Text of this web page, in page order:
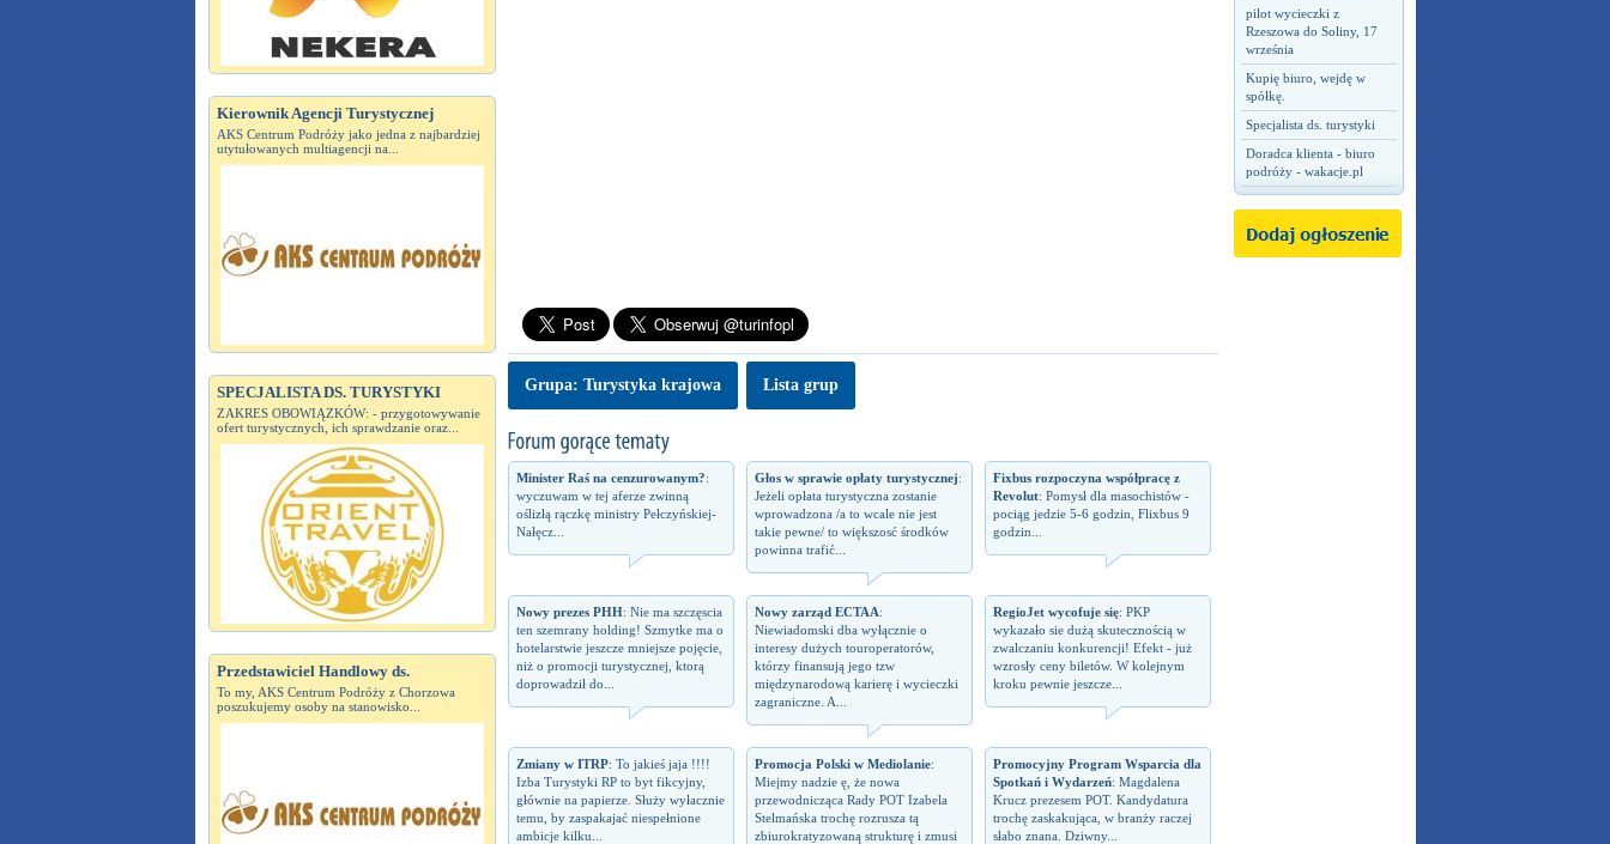
Kierownik Agencji Turystycznej
AKS Centrum Podróży jako jedna z najbardziej
utytułowanych multiagencji na...
SPECJALISTA DS. TURYSTYKI
ZAKRES OBOWIĄZKÓW: - przygotowywanie
ofert turystycznych, ich sprawdzanie oraz...
Przedstawiciel Handlowy ds.
To my, AKS Centrum Podróży z Chorzowa
poszukujemy osoby na stanowisko...
pilot wycieczki z
Rzeszowa do Soliny, 17
września
Kupię biuro, wejdę w
spółkę.
Specjalista ds. turystyki
Doradca klienta - biuro
podróży - wakacje.pl
Grupa: Turystyka krajowa Lista grup
Minister Raś na cenzurowanym?:
wyczuwam w tej aferze zwinną
oślizłą rączkę ministry Pełczyńskiej-
Nałęcz...
Głos w sprawie opłaty turystycznej:
Jeżeli opłata turystyczna zostanie
wprowadzona /a to wcale nie jest
takie pewne/ to większosć środków
powinna trafić...
Fixbus rozpoczyna współpracę z
Revolut: Pomysł dla masochistów -
pociąg jedzie 5-6 godzin, Flixbus 9
godzin...
Nowy prezes PHH: Nie ma szczęscia
ten szemrany holding! Szmytke ma o
hotelarstwie jeszcze mniejsze pojęcie,
niż o promocji turystycznej, ktorą
doprowadził do...
Nowy zarząd ECTAA:
Niewiadomski dba wyłącznie o
interesy dużych touroperatorów,
którzy finansują jego tzw
międzynarodową karierę i wycieczki
zagraniczne. A...
RegioJet wycofuje się: PKP
wykazało sie dużą skutecznością w
zwalczaniu konkurencji! Efekt - już
wzrosły ceny biletów. W kolejnym
kroku pewnie jeszcze...
Zmiany w ITRP: To jakieś jaja !!!!
Izba Turystyki RP to byt fikcyjny,
głównie na papierze. Służy wyłacznie
temu, by zaspakajać niespełnione
ambicje kilku...
Promocja Polski w Mediolanie:
Miejmy nadzie ę, że nowa
przewodnicząca Rady POT Izabela
Stelmańska trochę rozrusza tą
zbiurokratyzowaną strukturę i zmusi
Promocyjny Program Wsparcia dla
Spotkań i Wydarzeń: Magdalena
Krucz prezesem POT. Kandydatura
trochę zaskakująca, w branży raczej
słabo znana. Dziwny...